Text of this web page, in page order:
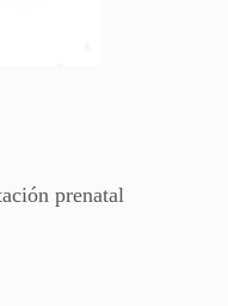
prenatal​